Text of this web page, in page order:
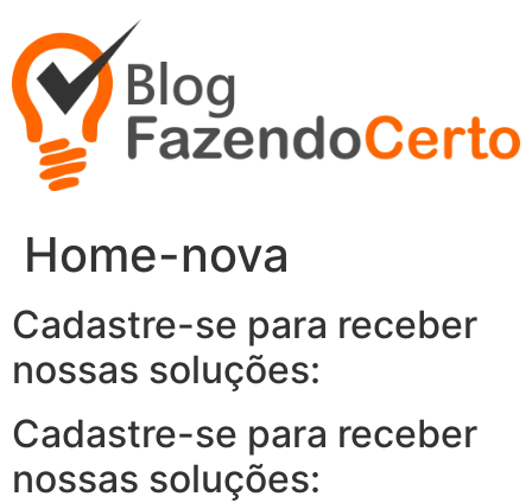
para
conteúdo
Home-nova
Cadastre-se para receber
nossas soluções:
Cadastre-se para receber
nossas soluções: